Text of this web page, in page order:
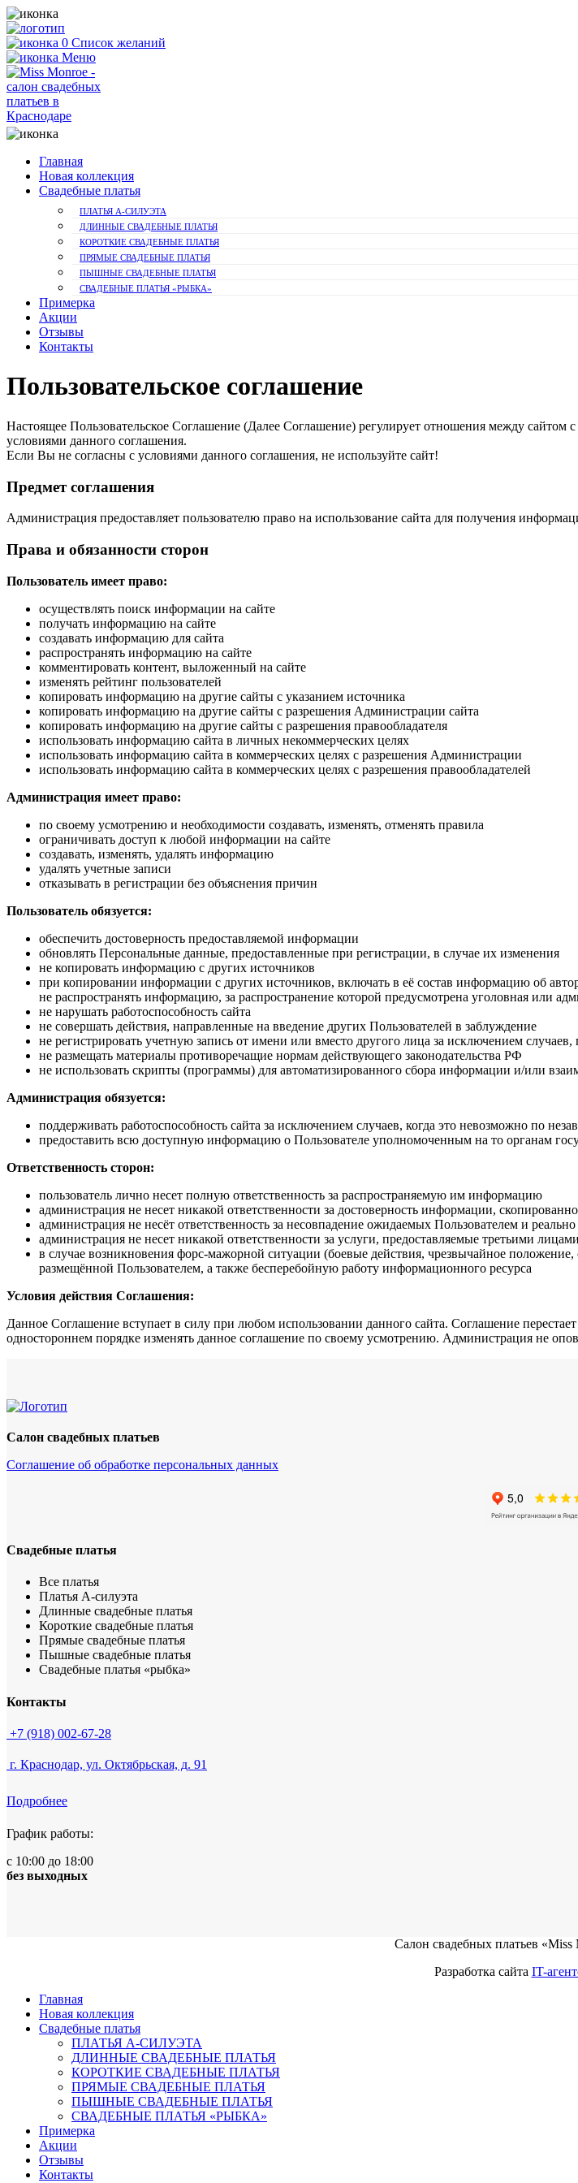
0 Список желаний
Меню
Главная
Новая коллекция
Свадебные платья
ПЛАТЬЯ А-СИЛУЭТА
ДЛИННЫЕ СВАДЕБНЫЕ ПЛАТЬЯ
КОРОТКИЕ СВАДЕБНЫЕ ПЛАТЬЯ
ПРЯМЫЕ СВАДЕБНЫЕ ПЛАТЬЯ
ПЫШНЫЕ СВАДЕБНЫЕ ПЛАТЬЯ
СВАДЕБНЫЕ ПЛАТЬЯ «РЫБКА»
Примерка
Акции
Отзывы
Контакты
Пользовательское соглашение
Настоящее Пользовательское Соглашение (Далее Соглашение) регулирует отношения между сайтом
условиями данного соглашения.
Если Вы не согласны с условиями данного соглашения, не используйте сайт!
Предмет соглашения
Администрация предоставляет пользователю право на использование сайта для получения
Права и обязанности сторон
Пользователь имеет право:
осуществлять поиск информации на сайте
получать информацию на сайте
создавать информацию для сайта
распространять информацию на сайте
комментировать контент, выложенный на сайте
изменять рейтинг пользователей
копировать информацию на другие сайты с указанием источника
копировать информацию на другие сайты с разрешения Администрации сайта
копировать информацию на другие сайты с разрешения правообладателя
использовать информацию сайта в личных некоммерческих целях
использовать информацию сайта в коммерческих целях с разрешения Администрации
использовать информацию сайта в коммерческих целях с разрешения правообладателей
Администрация имеет право:
по своему усмотрению и необходимости создавать, изменять, отменять правила
ограничивать доступ к любой информации на сайте
создавать, изменять, удалять информацию
удалять учетные записи
отказывать в регистрации без объяснения причин
Пользователь обязуется:
обеспечить достоверность предоставляемой информации
обновлять Персональные данные, предоставленные при регистрации, в случае их изменения
не копировать информацию с других источников
при копировании информации с других источников, включать в её состав информацию об
не распространять информацию, за распространение которой предусмотрена уголовная или
не нарушать работоспособность сайта
не совершать действия, направленные на введение других Пользователей в заблуждение
не регистрировать учетную запись от имени или вместо другого лица за исключением
не размещать материалы противоречащие нормам действующего законодательства РФ
не использовать скрипты (программы) для автоматизированного сбора информации и/или
Администрация обязуется:
поддерживать работоспособность сайта за исключением случаев, когда это невозможно по
предоставить всю доступную информацию о Пользователе уполномоченным на то органам
Ответственность сторон:
пользователь лично несет полную ответственность за распространяемую им информацию
администрация не несет никакой ответственности за достоверность информации,
администрация не несёт ответственность за несовпадение ожидаемых Пользователем и
администрация не несет никакой ответственности за услуги, предоставляемые третьими лицами
в случае возникновения форс-мажорной ситуации (боевые действия, чрезвычайное
размещённой Пользователем, а также бесперебойную работу информационного ресурса
Условия действия Соглашения:
Данное Соглашение вступает в силу при любом использовании данного сайта. Соглашение
одностороннем порядке изменять данное соглашение по своему усмотрению. Администрация не
Салон свадебных платьев
Соглашение об обработке персональных данных
Свадебные платья
Все платья
Платья А-силуэта
Длинные свадебные платья
Короткие свадебные платья
Прямые свадебные платья
Пышные свадебные платья
Свадебные платья «рыбка»
Контакты
+7 (918) 002-67-28
г. Краснодар, ул. Октябрьская, д. 91
Подробнее
График работы:
с 10:00 до 18:00
без выходных
Салон свадебных платьев «Miss
Разработка сайта IT-
Главная
Новая коллекция
Свадебные платья
ПЛАТЬЯ А-СИЛУЭТА
ДЛИННЫЕ СВАДЕБНЫЕ ПЛАТЬЯ
КОРОТКИЕ СВАДЕБНЫЕ ПЛАТЬЯ
ПРЯМЫЕ СВАДЕБНЫЕ ПЛАТЬЯ
ПЫШНЫЕ СВАДЕБНЫЕ ПЛАТЬЯ
СВАДЕБНЫЕ ПЛАТЬЯ «РЫБКА»
Примерка
Акции
Отзывы
Контакты